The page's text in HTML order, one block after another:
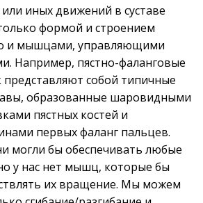
иных движений в суставе
формой и строением
и мышцами, управляющими
Например, пястно-фаланговые
представляют собой типичные
образованные шаровидными
пястных костей и
первых фаланг пальцев.
могли бы обеспечивать любые
у нас нет мышц, которые бы
их вращение. Мы можем